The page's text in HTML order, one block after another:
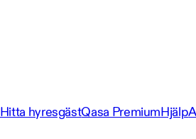
Hitta hyresgästQasa PremiumHjälp